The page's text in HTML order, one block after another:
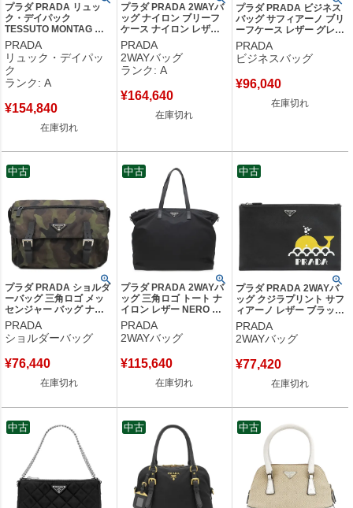
プラダ PRADA リュッ
ク・デイパック
TESSUTO MONTAG バ
ックパック ナイロン ネ
イビー シルバー金具 紺
トライアングルロゴ
2VZ135 【保存袋】 【中
古】中古美品
PRADA
リュック・デイパッ
ク
ランク: A
¥154,840
在庫切れ
プラダ PRADA 2WAYバ
ッグ ナイロン ブリーフ
ケース ナイロン レザー
ブラック シルバー金具
黒 ビジネスバッグ ショ
ルダー トライアングルロ
ゴ 2VE661 【保存袋】
PRADA
2WAYバッグ
ランク: A
¥164,640
在庫切れ
プラダ PRADA ビジネス
バッグ サフィアーノ ブリ
ーフケース レザー グレー
シルバー金具 グレー スト
ラップ欠品 2VE368 【中
古】
PRADA
ビジネスバッグ
¥96,040
在庫切れ
プラダ PRADA ショルダ
ーバッグ 三角ロゴ メッ
センジャー バッグ ナイ
ロン カーキ シルバー金
具 カモフラ 迷彩柄 【中
古】
PRADA
ショルダーバッグ
¥76,440
在庫切れ
中古
プラダ PRADA 2WAYバ
ッグ 三角ロゴ トート ナ
イロン レザー NERO シ
ルバー金具 ショルダー
黒 2VG024 【中古】
PRADA
2WAYバッグ
¥115,640
在庫切れ
中古
プラダ PRADA 2WAYバ
ッグ クジラプリント サフ
ィアーノ レザー ブラック
シルバー金具 クラッチ シ
ョルダー 黒 トライアング
PRADA
2WAYバッグ
¥77,420
在庫切れ
中古
中古 中古 中古